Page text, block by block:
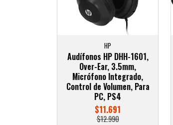
HP
Audífonos HP DHH-1601,
Over-Ear, 3.5mm,
Micrófono Integrado,
Control de Volumen, Para
PC, PS4
$11.691
$12.990